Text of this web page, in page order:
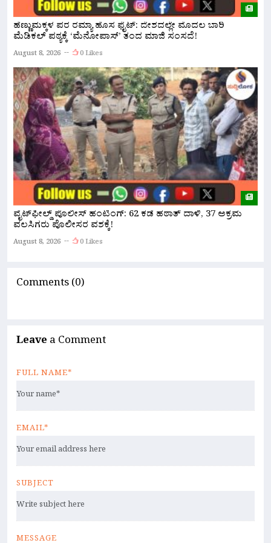
ಹೆಣ್ಣುಮಕ್ಕಳ ಪರ ರಮ್ಯಾ ಹೊಸ ಫೈಟ್: ದೇಶದಲ್ಲೇ ಮೊದಲ ಬಾರಿ
ಮೆಡಿಕಲ್ ಪಠ್ಯಕ್ಕೆ ‘ಮೆನೋಪಾಸ್’ ತಂದ ಮಾಜಿ ಸಂಸದೆ!
August 8, 2026 0 Likes
ವೈಟ್‌ಫೀಲ್ಡ್ ಪೊಲೀಸ್ ಹಂಟಿಂಗ್: 62 ಕಡೆ ಹಠಾತ್ ದಾಳಿ, 37 ಅಕ್ರಮ
ವಲಸಿಗರು ಪೊಲೀಸರ ವಶಕ್ಕೆ!
August 8, 2026 0 Likes
Comments (0)
Leave a Comment
FULL NAME*
EMAIL*
SUBJECT
MESSAGE